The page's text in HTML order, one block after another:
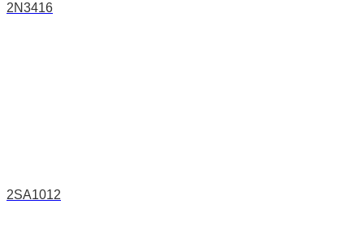
2N3416
2SA1012